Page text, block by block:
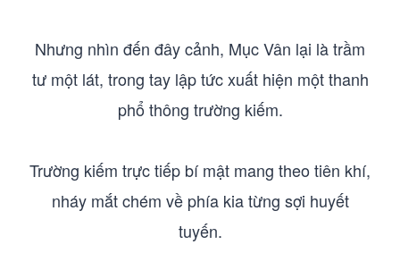
Nhưng nhìn đến đây cảnh, Mục Vân lại là trầm
tư một lát, trong tay lập tức xuất hiện một thanh
phổ thông trường kiếm.
Trường kiếm trực tiếp bí mật mang theo tiên khí,
nháy mắt chém về phía kia từng sợi huyết
tuyến.